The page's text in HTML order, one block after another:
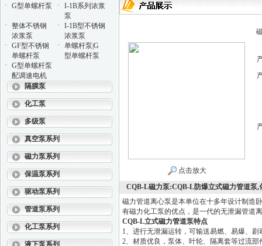
·
G型单螺杆泵 ·
I-1B系列浓浆
泵
·
整体不锈钢
浓浆泵
·
I-1B型不锈钢
浓浆泵
·
GF型不锈钢
单螺杆泵
·
单螺杆泵|G
型单螺杆泵
·
G型单螺杆泵
配调速电机
隔膜泵
化工泵
多级泵
真空泵系列
磁力泵系列
保温泵系列
驱动泵系列
管道泵系列
化工泵系列
液下泵系列
点击放大
CQB-L磁力泵:CQB-L防爆立式磁力管道泵,
磁力管道离心泵是本单位在十多年设计制造
有磁力化工泵的优点，是一代的无泄漏管道
CQB-L立式磁力管道泵特点
1、进行无泄漏运转，可输送易燃、易爆、剧
2、材质优良，泵体、叶轮、隔离套等过流